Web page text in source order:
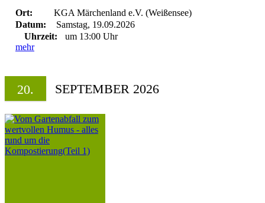
Ort:
KGA Märchenland e.V. (Weißensee)
Datum:
Samstag, 19.09.2026
Uhrzeit:
um 13:00 Uhr
mehr
20. SEPTEMBER 2026